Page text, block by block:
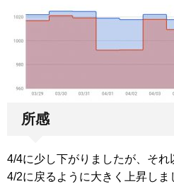
所感
4/4に少し下がりましたが、それ
4/2に戻るように大きく上昇しま